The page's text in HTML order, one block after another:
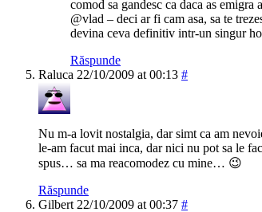
comod sa gandesc ca daca as
@vlad – deci ar fi cam asa, sa te
devina ceva definitiv intr-un singur
Răspunde
Raluca 22/10/2009 at 00:13 #
Nu m-a lovit nostalgia, dar simt ca am
le-am facut mai inca, dar nici nu pot sa le
spus… sa ma reacomodez cu mine… 😉
Răspunde
Gilbert 22/10/2009 at 00:37 #